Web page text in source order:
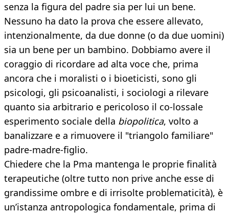
senza la figura del padre sia per lui un bene.
Nessuno ha dato la prova che essere allevato,
intenzionalmente, da due donne (o da due uomini)
sia un bene per un bambino. Dobbiamo avere il
coraggio di ricordare ad alta voce che, prima
ancora che i moralisti o i bioeticisti, sono gli
psicologi, gli psicoanalisti, i sociologi a rilevare
quanto sia arbitrario e pericoloso il co-lossale
esperimento sociale della biopolitica, volto a
banalizzare e a rimuovere il "triangolo familiare"
padre-madre-figlio.
Chiedere che la Pma mantenga le proprie finalità
terapeutiche (oltre tutto non prive anche esse di
grandissime ombre e di irrisolte problematicità), è
un’istanza antropologica fondamentale, prima di